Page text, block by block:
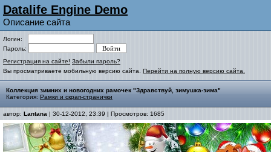
Datalife Engine Demo
Описание сайта
Логин:
Пароль:
Регистрация на сайте! Забыли пароль?
Вы просматриваете мобильную версию сайта. Перейти на полную версию сайта.
Коллекция зимних и новогодних рамочек "Здравствуй, зимушка-зима"
Категория: Рамки и скрап-странички
автор: Lantana | 30-12-2012, 23:39 | Просмотров: 1685